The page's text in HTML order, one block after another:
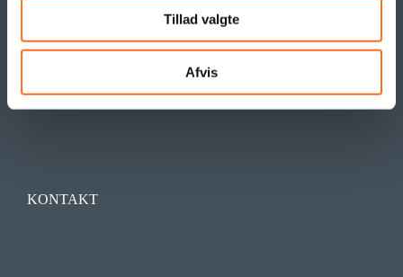
Tillad valgte
Afvis
KONTAKT